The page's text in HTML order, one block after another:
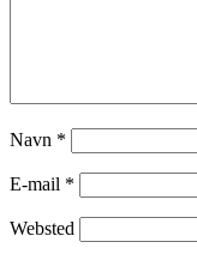
Navn *
E-mail *
Websted